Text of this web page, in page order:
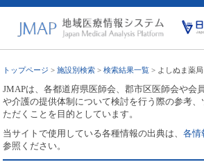
トップページ >施設別検索 >検索結果一覧 > よしぬま薬局
JMAPは、各都道府県医師会、郡市区医師会や会
や介護の提供体制について検討を行う際の参考
ただくことを目的としています。
当サイトで使用している各種情報の出典は、各情
参照ください。